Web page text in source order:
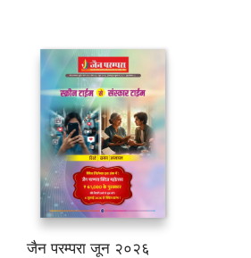
जैन परम्परा जून २०२६